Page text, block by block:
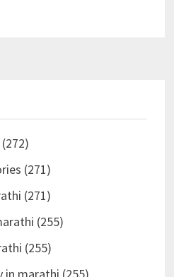
(271)
(271)
(255)
(255)